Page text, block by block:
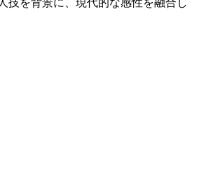
技を背景に、現代的な感性を融合し